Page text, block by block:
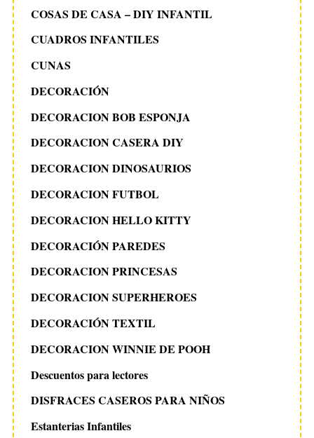
COSAS DE CASA – DIY INFANTIL
CUADROS INFANTILES
CUNAS
DECORACIÓN
DECORACION BOB ESPONJA
DECORACION CASERA DIY
DECORACION DINOSAURIOS
DECORACION FUTBOL
DECORACION HELLO KITTY
DECORACIÓN PAREDES
DECORACION PRINCESAS
DECORACION SUPERHEROES
DECORACIÓN TEXTIL
DECORACION WINNIE DE POOH
Descuentos para lectores
DISFRACES CASEROS PARA NIÑOS
Estanterias Infantiles